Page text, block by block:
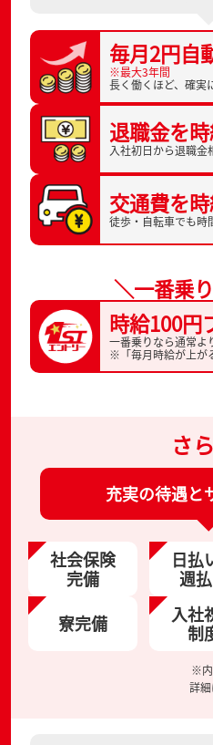
毎月2円自
※最大3年間
長く働くほど、 確実
退職金を
入社初日から退職金
交通費を
徒歩・自転車でも時
＼一番乗
時給100円
一番乗りなら通常よ
※「毎月時給が上が
さ
充実の待遇と
社会保険
完備
日払
週
寮完備 入社
制
※内
詳